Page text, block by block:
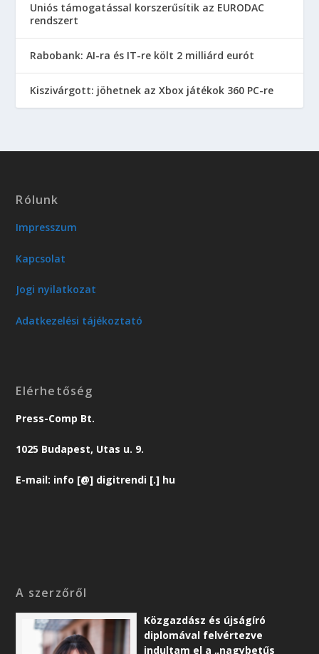
Uniós támogatással korszerűsítik az EURODAC
rendszert
Rabobank: AI-ra és IT-re költ 2 milliárd eurót
Kiszivárgott: jöhetnek az Xbox játékok 360 PC-re
Rólunk
Impresszum
Kapcsolat
Jogi nyilatkozat
Adatkezelési tájékoztató
Elérhetőség
Press-Comp Bt.
1025 Budapest, Utas u. 9.
E-mail: info [@] digitrendi [.] hu
A szerzőről
Közgazdász és újságíró
diplomával felvértezve
indultam el a „nagybetűs